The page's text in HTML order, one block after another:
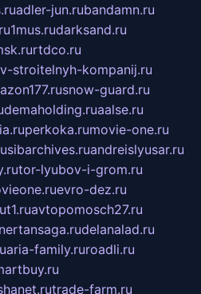
adler-jun.rubandamn.ru
1mus.rudarksand.ru
rtdco.ru
stroitelnyh-kompanij.ru
snow-guard.ru
demaholding.ruaalse.ru
perkoka.rumovie-one.ru
sibarchives.ruandreislyusar.ru
tor-lyubov-i-grom.ru
evro-dez.ru
avtopomosch27.ru
nertansaga.rudelanalad.ru
aria-family.ruroadli.ru
trade-farm.ru